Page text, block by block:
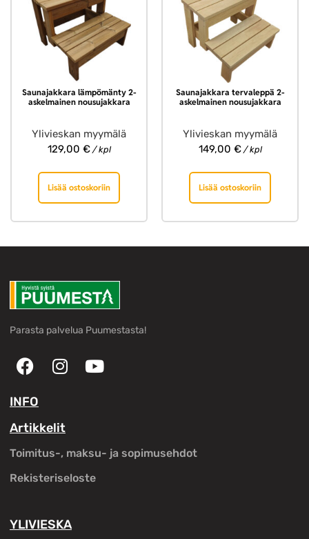
Saunajakkara lämpömänty 2-
askelmainen nousujakkara
Ylivieskan myymälä
129,00 €/ kpl
Lisää ostoskoriin
Saunajakkara tervaleppä 2-
askelmainen nousujakkara
Ylivieskan myymälä
149,00 €/ kpl
Lisää ostoskoriin
Parasta palvelua Puumestasta!
INFO
Artikkelit
Toimitus-, maksu- ja sopimusehdot
Rekisteriseloste
YLIVIESKA